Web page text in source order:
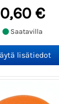
0,60 €
Saatavilla